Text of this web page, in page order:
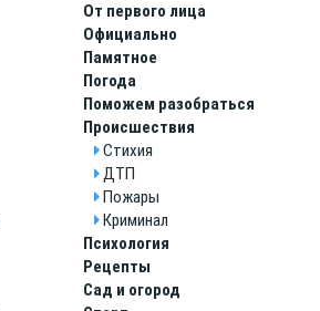
От первого лица
Официально
Памятное
Погода
Поможем разобраться
Происшествия
Стихия
ДТП
Пожары
Криминал
Психология
Рецепты
Сад и огород